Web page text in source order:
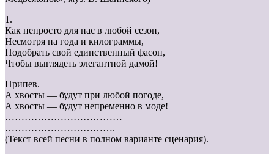
1.
Как непросто для нас в любой сезон,
Несмотря на года и килограммы,
Подобрать свой единственный фасон,
Чтобы выглядеть элегантной дамой!
Припев.
А хвосты — будут при любой погоде,
А хвосты — будут непременно в моде!
………………………………
…………………………….
(Текст всей песни в полном варианте сценария).